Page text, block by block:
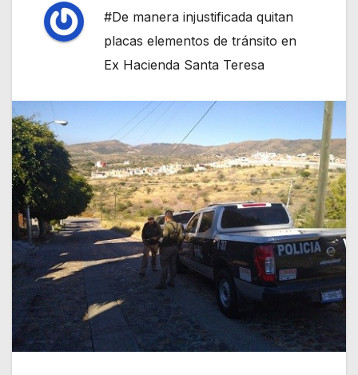
#De manera injustificada quitan
placas elementos de tránsito en
Ex Hacienda Santa Teresa